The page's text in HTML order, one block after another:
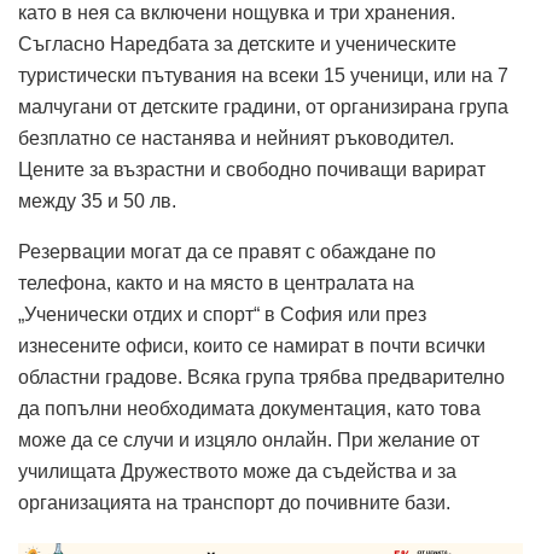
като в нея са включени нощувка и три хранения.
Съгласно Наредбата за детските и ученическите
туристически пътувания на всеки 15 ученици, или на 7
малчугани от детските градини, от организирана група
безплатно се настанява и нейният ръководител.
Цените за възрастни и свободно почиващи варират
между 35 и 50 лв.
Резервации могат да се правят с обаждане по
телефона, както и на място в централата на
„Ученически отдих и спорт“ в София или през
изнесените офиси, които се намират в почти всички
областни градове. Всяка група трябва предварително
да попълни необходимата документация, като това
може да се случи и изцяло онлайн. При желание от
училищата Дружеството може да съдейства и за
организацията на транспорт до почивните бази.